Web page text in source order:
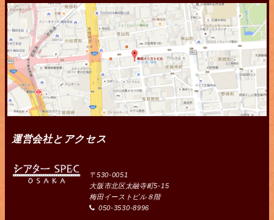
運営会社とアクセス
〒530-0051
大阪市北区太融寺町5-15
梅田イーストビル８階
050-3530-8996